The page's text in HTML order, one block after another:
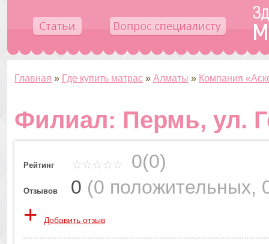
Главная » Где купить матрас » Алматы » Компания
Филиал: Пермь, ул.
Рейтинг 0(0)
Отзывов 0 (0 положительных,
+ Добавить отзыв